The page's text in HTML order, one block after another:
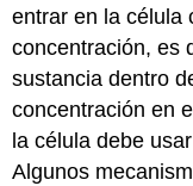
entrar en la célula
concentración, es
sustancia dentro
concentración en
la célula debe
Algunos